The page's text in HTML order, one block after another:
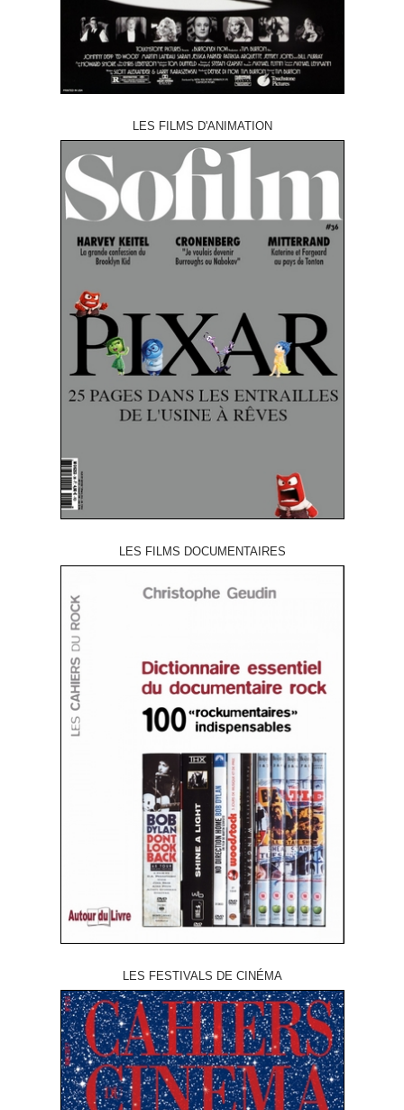
LES FILMS D'ANIMATION
LES FILMS DOCUMENTAIRES
LES FESTIVALS DE CINÉMA